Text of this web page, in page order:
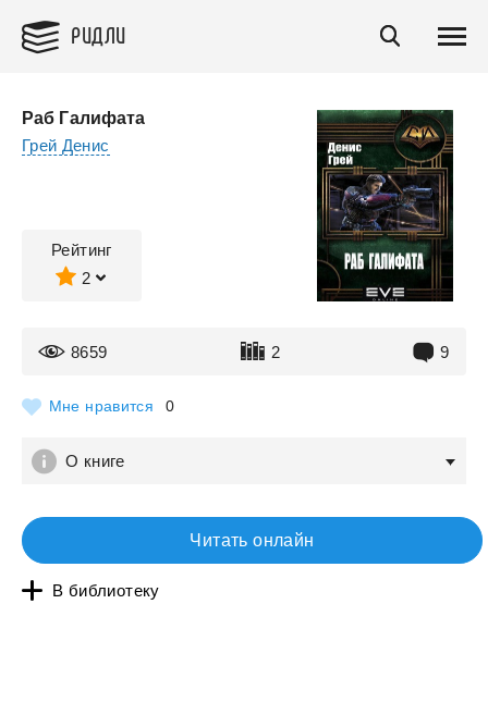
РИДЛИ
Раб Галифата
Грей Денис
Рейтинг
2
8659 2 9
Мне нравится 0
О книге
Читать онлайн
В библиотеку